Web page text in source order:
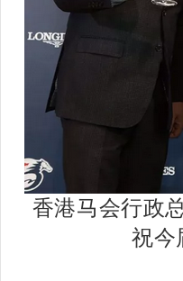
香港马会行政
祝今